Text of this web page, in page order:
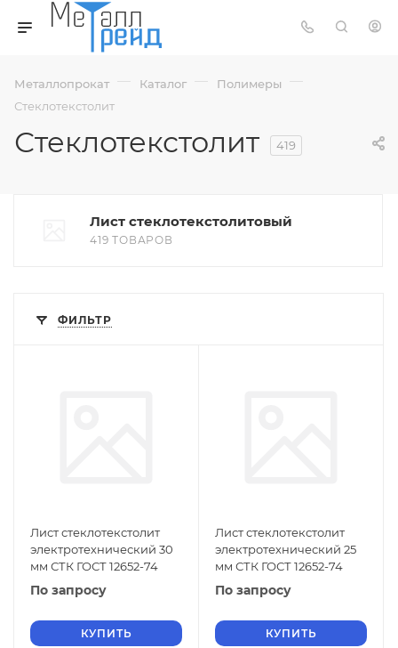
Металлопрокат — Каталог — Полимеры —
Стеклотекстолит
Стеклотекстолит 419
Лист стеклотекстолитовый
419 ТОВАРОВ
ФИЛЬТР
Лист стеклотекстолит
электротехнический 30
мм СТК ГОСТ 12652-74
По запросу
КУПИТЬ
Лист стеклотекстолит
электротехнический 25
мм СТК ГОСТ 12652-74
По запросу
КУПИТЬ